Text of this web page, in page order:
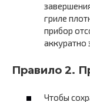
гриле
прибор
аккуратно
Правило 2.
Чтобы